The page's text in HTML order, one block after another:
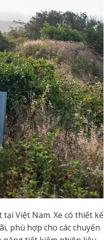
Việt Nam. Xe có thiết kế
phù hợp cho các chuyến